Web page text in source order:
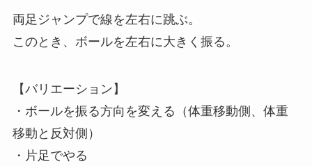
両足ジャンプで線を左右に跳ぶ。
このとき、ボールを左右に大きく振る。
【バリエーション】
・ボールを振る方向を変える（体重移動側、体重
移動と反対側）
・片足でやる